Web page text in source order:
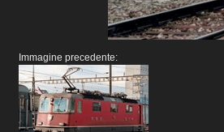
Immagine precedente: